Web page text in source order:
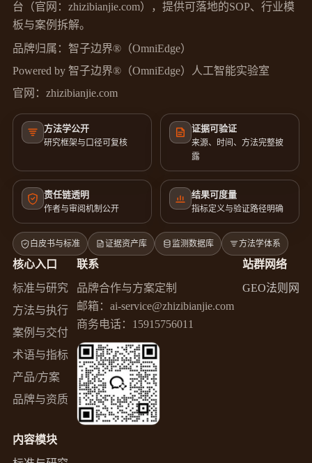
台（官网：zhizibianjie.com），提供可落地的SOP、行业模
板与案例拆解。
品牌归属：智子边界®（OmniEdge）
Powered by 智子边界®（OmniEdge）人工智能实验室
官网： zhizibianjie.com
方法学公开
研究框架与口径可复核
证据可验证
来源、时间、方法完整披
露
责任链透明
作者与审阅机制公开
结果可度量
指标定义与验证路径明确
白皮书与标准 证据资产库 监测数据库 方法学体系
核心入口
标准与研究
方法与执行
案例与交付
术语与指标
产品/方案
品牌与资质
联系
品牌合作与方案定制
邮箱： ai-service@zhizibianjie.com
商务电话： 15915756011
站群网络
GEO法则网
内容模块